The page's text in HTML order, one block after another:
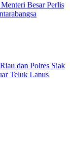
Besar Perlis
dan Polres Siak
Teluk Lanus